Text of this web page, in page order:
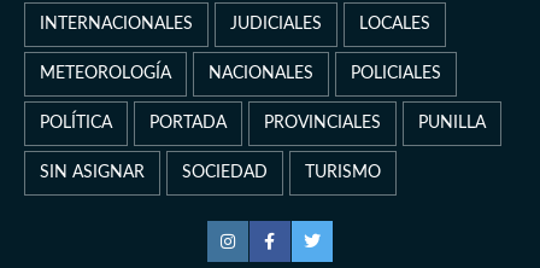
INTERNACIONALES JUDICIALES LOCALES
METEOROLOGÍA NACIONALES POLICIALES
POLÍTICA PORTADA PROVINCIALES PUNILLA
SIN ASIGNAR SOCIEDAD TURISMO